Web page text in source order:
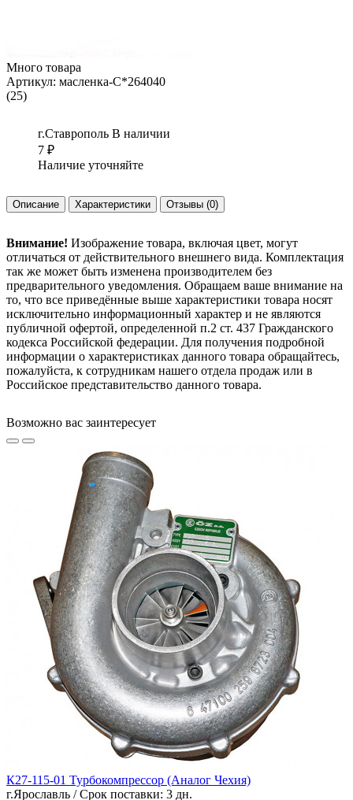
Много товара
Артикул: масленка-С*264040
(25)
г.Ставрополь В наличии
7 ₽
Наличие уточняйте
Описание Характеристики Отзывы (0)
Внимание! Изображение товара, включая цвет, могут
отличаться от действительного внешнего вида. Комплектация
так же может быть изменена производителем без
предварительного уведомления. Обращаем ваше внимание на
то, что все приведённые выше характеристики товара носят
исключительно информационный характер и не являются
публичной офертой, определенной п.2 ст. 437 Гражданского
кодекса Российской федерации. Для получения подробной
информации о характеристиках данного товара обращайтесь,
пожалуйста, к сотрудникам нашего отдела продаж или в
Российское представительство данного товара.
Возможно вас заинтересует
К27-115-01 Турбокомпрессор (Аналог Чехия)
г.Ярославль / Срок поставки: 3 дн.